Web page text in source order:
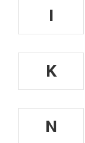
I
K
N